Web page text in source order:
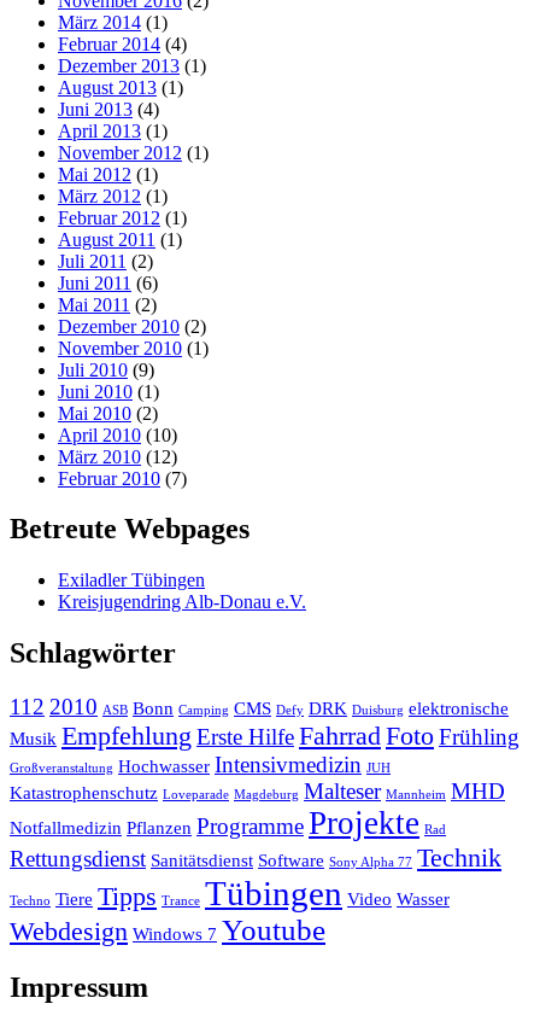
März 2014 (1)
Februar 2014 (4)
Dezember 2013 (1)
August 2013 (1)
Juni 2013 (4)
April 2013 (1)
November 2012 (1)
Mai 2012 (1)
März 2012 (1)
Februar 2012 (1)
August 2011 (1)
Juli 2011 (2)
Juni 2011 (6)
Mai 2011 (2)
Dezember 2010 (2)
November 2010 (1)
Juli 2010 (9)
Juni 2010 (1)
Mai 2010 (2)
April 2010 (10)
März 2010 (12)
Februar 2010 (7)
Betreute Webpages
Exiladler Tübingen
Kreisjugendring Alb-Donau e.V.
Schlagwörter
112 2010 ASB Bonn Camping CMS Defy DRK Duisburg elektronische
Musik Empfehlung Erste HilfeFahrradFotoFrühling
Großveranstaltung Hochwasser Intensivmedizin JUH
Katastrophenschutz Loveparade Magdeburg Malteser Mannheim MHD
Notfallmedizin Pflanzen ProgrammeProjekte Rad
Rettungsdienst Sanitätsdienst Software Sony Alpha 77 Technik
Techno Tiere Tipps Trance Tübingen Video Wasser
Webdesign Windows 7 Youtube
Impressum